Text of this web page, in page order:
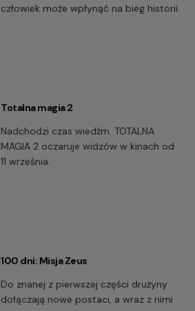
człowiek może wpłynąć na bieg historii.
Totalna magia 2
Nadchodzi czas wiedźm. TOTALNA
MAGIA 2 oczaruje widzów w kinach od
11 września.
100 dni: Misja Zeus
Do znanej z pierwszej części drużyny
dołączają nowe postaci, a wraz z nimi